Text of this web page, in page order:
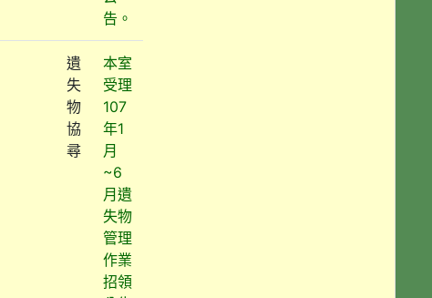
告。
遺
失
物
協
尋
本室
受理
107
年1
月
~6
月遺
失物
管理
作業
招領